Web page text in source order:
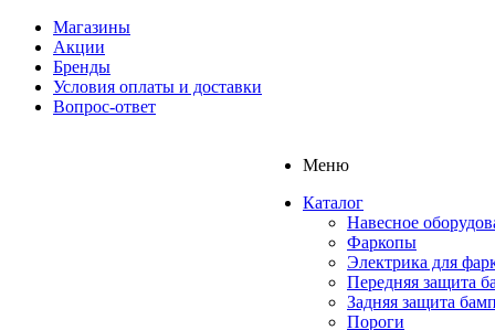
Магазины
Акции
Бренды
Условия оплаты и доставки
Вопрос-ответ
Меню
Каталог
Навесное
Фаркопы
Электрика для
Передняя защита
Задняя защита
Пороги